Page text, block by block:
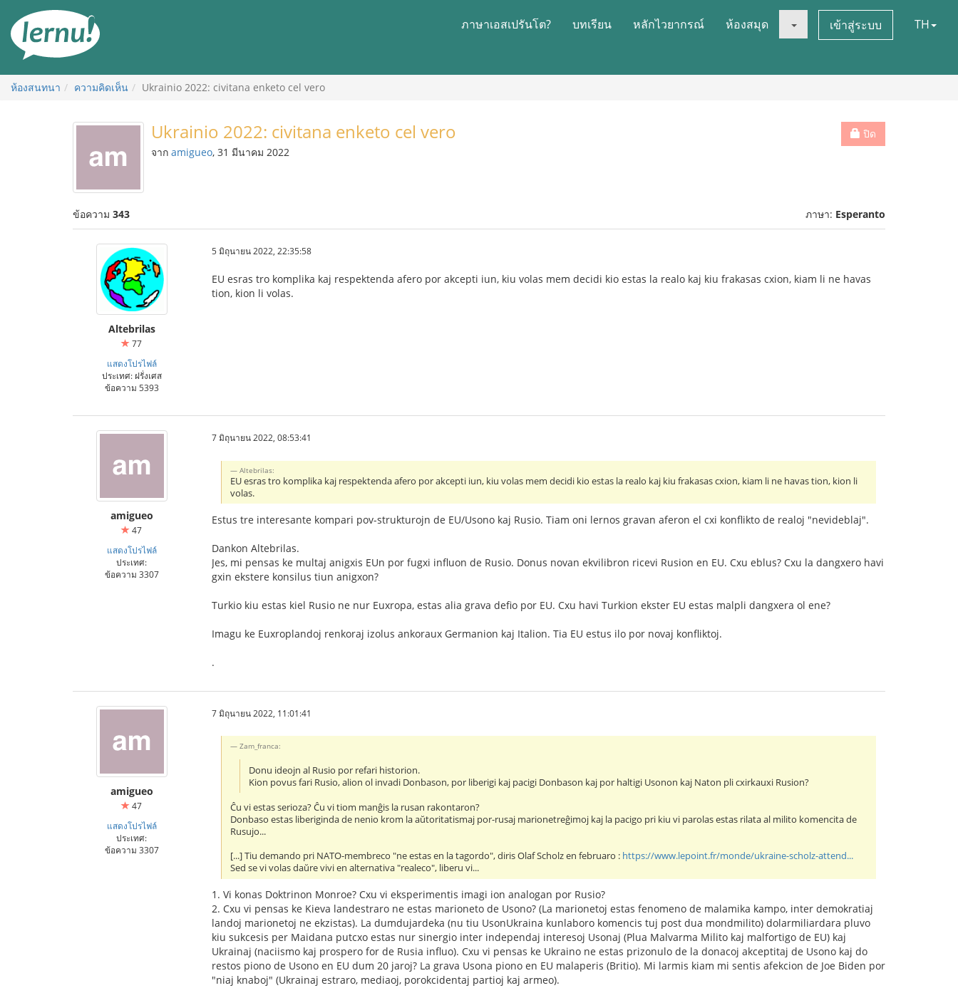
สารบัญ
ภาษาเอสเปรันโต? บทเรียน หลักไวยากรณ์ ห้องสมุด เข้าสู่ระบบ TH
ห้องสนทนา ความคิดเห็น Ukrainio 2022: civitana enketo cel vero
ปิด
Ukrainio 2022: civitana enketo cel vero
จาก amigueo, 31 มีนาคม 2022
ข้อความ 343 ภาษา: Esperanto
Altebrilas
77
แสดงโปรไฟล์
ประเทศ: ฝรั่งเศส
ข้อความ 5393
5 มิถุนายน 2022, 22:35:58
EU esras tro komplika kaj respektenda afero por akcepti iun, kiu volas mem decidi kio estas la realo kaj kiu frakasas cxion, kiam li ne havas
tion, kion li volas.
amigueo
47
แสดงโปรไฟล์
ประเทศ:
ข้อความ 3307
7 มิถุนายน 2022, 08:53:41
Altebrilas:
EU esras tro komplika kaj respektenda afero por akcepti iun, kiu volas mem decidi kio estas la realo kaj kiu frakasas cxion, kiam li ne havas tion, kion li
volas.
Estus tre interesante kompari pov-strukturojn de EU/Usono kaj Rusio. Tiam oni lernos gravan aferon el cxi konflikto de realoj "nevideblaj".
Dankon Altebrilas.
Jes, mi pensas ke multaj anigxis EUn por fugxi influon de Rusio. Donus novan ekvilibron ricevi Rusion en EU. Cxu eblus? Cxu la dangxero havi
gxin ekstere konsilus tiun anigxon?
Turkio kiu estas kiel Rusio ne nur Euxropa, estas alia grava defio por EU. Cxu havi Turkion ekster EU estas malpli dangxera ol ene?
Imagu ke Euxroplandoj renkoraj izolus ankoraux Germanion kaj Italion. Tia EU estus ilo por novaj konfliktoj.
.
amigueo
47
แสดงโปรไฟล์
ประเทศ:
ข้อความ 3307
7 มิถุนายน 2022, 11:01:41
Zam_franca:
Donu ideojn al Rusio por refari historion.
Kion povus fari Rusio, alion ol invadi Donbason, por liberigi kaj pacigi Donbason kaj por haltigi Usonon kaj Naton pli cxirkauxi Rusion?
Ĉu vi estas serioza? Ĉu vi tiom manĝis la rusan rakontaron?
Donbaso estas liberiginda de nenio krom la aŭtoritatismaj por-rusaj marionetreĝimoj kaj la pacigo pri kiu vi parolas estas rilata al milito komencita de
Rusujo...
[...] Tiu demando pri NATO-membreco "ne estas en la tagordo", diris Olaf Scholz en februaro : https://www.lepoint.fr/monde/ukraine-scholz-attend...
Sed se vi volas daŭre vivi en alternativa "realeco", liberu vi...
1. Vi konas Doktrinon Monroe? Cxu vi eksperimentis imagi ion analogan por Rusio?
2. Cxu vi pensas ke Kieva landestraro ne estas marioneto de Usono? (La marionetoj estas fenomeno de malamika kampo, inter demokratiaj
landoj marionetoj ne ekzistas). La dumdujardeka (nu tiu UsonUkraina kunlaboro komencis tuj post dua mondmilito) dolarmiliardara pluvo
kiu sukcesis per Maidana putcxo estas nur sinergio inter independaj interesoj Usonaj (Plua Malvarma Milito kaj malfortigo de EU) kaj
Ukrainaj (naciismo kaj prospero for de Rusia influo). Cxu vi pensas ke Ukraino ne estas prizonulo de la donacoj akceptitaj de Usono kaj do
restos piono de Usono en EU dum 20 jaroj? La grava Usona piono en EU malaperis (Britio). Mi larmis kiam mi sentis afekcion de Joe Biden por
"niaj knaboj" (Ukrainaj estraro, mediaoj, porokcidentaj partioj kaj armeo).